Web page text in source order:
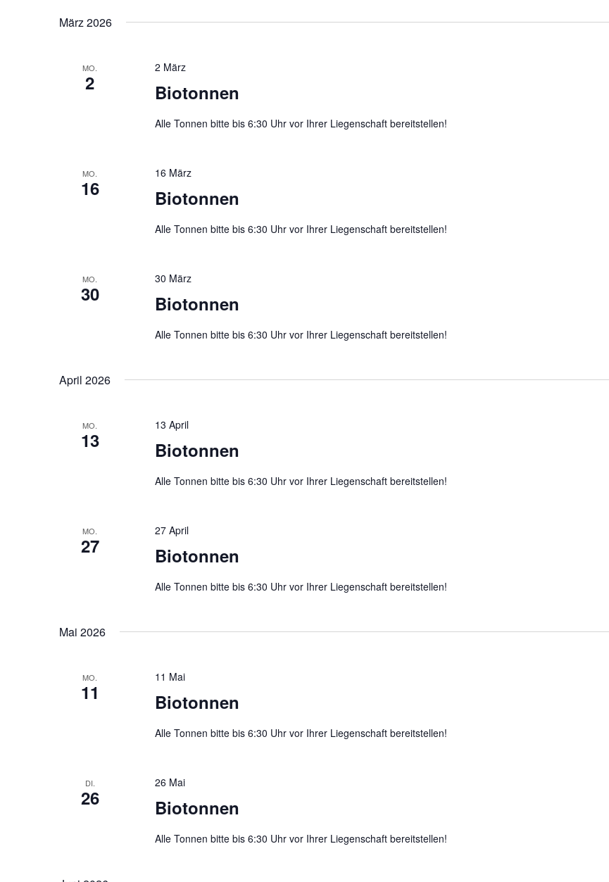
März 2026
MO.
2 Biotonnen
2 März
Alle Tonnen bitte bis 6:30 Uhr vor Ihrer Liegenschaft bereitstellen!
MO.
16 Biotonnen
16 März
Alle Tonnen bitte bis 6:30 Uhr vor Ihrer Liegenschaft bereitstellen!
MO.
30 Biotonnen
30 März
Alle Tonnen bitte bis 6:30 Uhr vor Ihrer Liegenschaft bereitstellen!
April 2026
MO.
13 Biotonnen
13 April
Alle Tonnen bitte bis 6:30 Uhr vor Ihrer Liegenschaft bereitstellen!
MO.
27 Biotonnen
27 April
Alle Tonnen bitte bis 6:30 Uhr vor Ihrer Liegenschaft bereitstellen!
Mai 2026
MO.
11 Biotonnen
11 Mai
Alle Tonnen bitte bis 6:30 Uhr vor Ihrer Liegenschaft bereitstellen!
DI.
26 Biotonnen
26 Mai
Alle Tonnen bitte bis 6:30 Uhr vor Ihrer Liegenschaft bereitstellen!